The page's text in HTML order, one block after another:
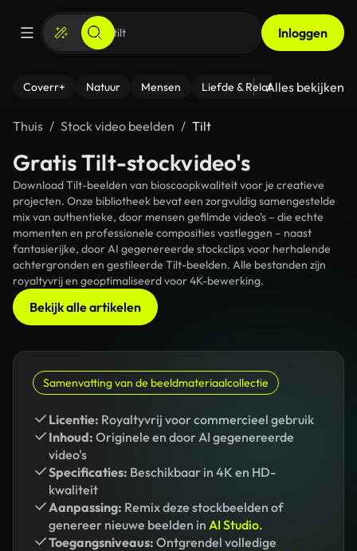
Inloggen
Coverr+ Natuur Mensen Liefde & Relaties - Fitness
Alles bekijken
Thuis Stock video beelden Tilt
Gratis Tilt-stockvideo's
Download Tilt-beelden van bioscoopkwaliteit voor je creatieve
projecten. Onze bibliotheek bevat een zorgvuldig samengestelde
mix van authentieke, door mensen gefilmde video's – die echte
momenten en professionele composities vastleggen – naast
fantasierijke, door AI gegenereerde stockclips voor herhalende
achtergronden en gestileerde Tilt-beelden. Alle bestanden zijn
royaltyvrij en geoptimaliseerd voor 4K-bewerking.
Bekijk alle artikelen
Samenvatting van de beeldmateriaalcollectie
Licentie: Royaltyvrij voor commercieel gebruik
Inhoud: Originele en door AI gegenereerde
video's
Specificaties: Beschikbaar in 4K en HD-
kwaliteit
Aanpassing: Remix deze stockbeelden of
genereer nieuwe beelden in AI Studio.
Toegangsniveaus: Ontgrendel volledige